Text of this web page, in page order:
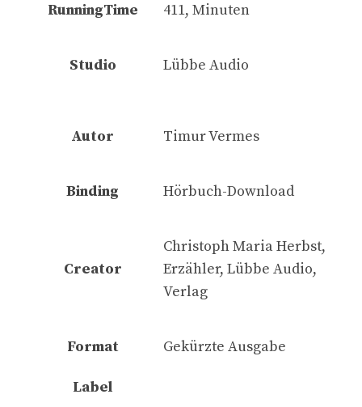
RunningTime 411, Minuten
Studio Lübbe Audio
Autor Timur Vermes
Binding Hörbuch-Download
Creator
Christoph Maria Herbst,
Erzähler, Lübbe Audio,
Verlag
Format Gekürzte Ausgabe
Label